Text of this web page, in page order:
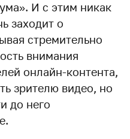
И с этим никак
заходит о
стремительно
внимания
онлайн-контента,
зрителю видео, но
до него